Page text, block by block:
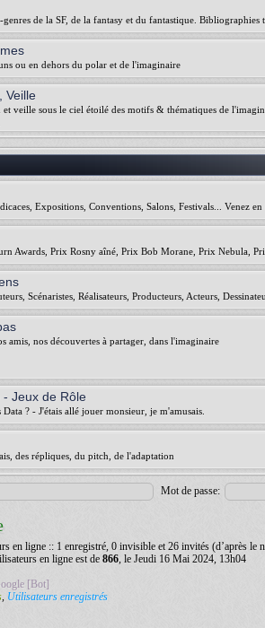
genres de la SF, de la fantasy et du fantastique.
ou en dehors du polar et de l'imaginaire
Veille
veille sous le ciel étoilé des motifs & thématiques de
Expositions, Conventions, Salons, Festivals... Venez
Awards, Prix Rosny aîné, Prix Bob Morane, Prix Nebula,
Scénaristes, Réalisateurs, Producteurs, Acteurs,
amis, nos découvertes à partager, dans l'imaginaire
- Jeux de Rôle
? - J'étais allé jouer monsieur, je m'amusais.
des répliques, du pitch, de l'adaptation
Mot de passe:
en ligne :: 1 enregistré, 0 invisible et 26 invités (d’après le
en ligne est de 866, le Jeudi 16 Mai 2024, 13h04
[Bot]
, Utilisateurs enregistrés